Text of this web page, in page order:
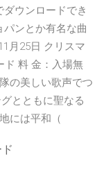
ウンロードでき
ンとか有名な曲
月25日 クリスマ
ド 料 金：入場無
の美しい歌声でつ
とともに聖なる
には平和（